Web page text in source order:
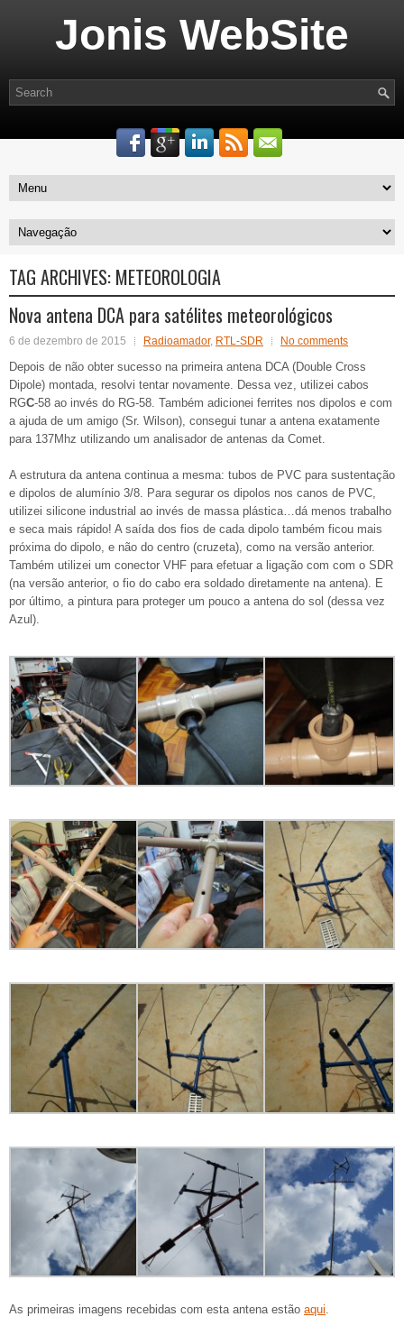
Jonis WebSite
TAG ARCHIVES: METEOROLOGIA
Nova antena DCA para satélites meteorológicos
6 de dezembro de 2015 Radioamador, RTL-SDR No comments
Depois de não obter sucesso na primeira antena DCA (Double Cross
Dipole) montada, resolvi tentar novamente. Dessa vez, utilizei cabos
RGC-58 ao invés do RG-58. Também adicionei ferrites nos dipolos e com
a ajuda de um amigo (Sr. Wilson), consegui tunar a antena exatamente
para 137Mhz utilizando um analisador de antenas da Comet.
A estrutura da antena continua a mesma: tubos de PVC para sustentação
e dipolos de alumínio 3/8. Para segurar os dipolos nos canos de PVC,
utilizei silicone industrial ao invés de massa plástica…dá menos trabalho
e seca mais rápido! A saída dos fios de cada dipolo também ficou mais
próxima do dipolo, e não do centro (cruzeta), como na versão anterior.
Também utilizei um conector VHF para efetuar a ligação com com o SDR
(na versão anterior, o fio do cabo era soldado diretamente na antena). E
por último, a pintura para proteger um pouco a antena do sol (dessa vez
Azul).
As primeiras imagens recebidas com esta antena estão aqui